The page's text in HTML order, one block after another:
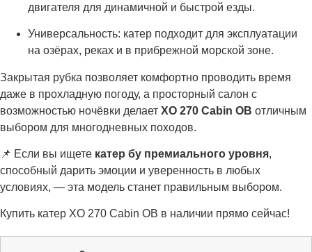
двигателя для динамичной и быстрой езды.
Универсальность: катер подходит для эксплуатации
на озёрах, реках и в прибрежной морской зоне.
Закрытая рубка позволяет комфортно проводить время
даже в прохладную погоду, а просторный салон с
возможностью ночёвки делает XO 270 Cabin OB отличным
выбором для многодневных походов.
📌 Если вы ищете катер бу премиального уровня,
способный дарить эмоции и уверенность в любых
условиях, — эта модель станет правильным выбором.
Купить катер XO 270 Cabin OB в наличии прямо сейчас!